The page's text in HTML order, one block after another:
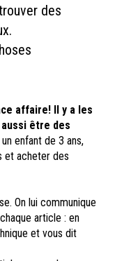
des
affaire! Il y a les
être des
enfant de 3 ans,
et acheter des
On lui communique
article : en
et vous dit